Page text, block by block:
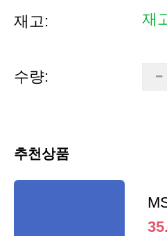
재고: 재
수량:
추천상품